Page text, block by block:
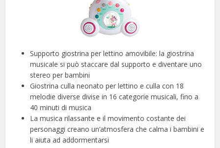
Supporto giostrina per lettino amovibile: la giostrina
musicale si può staccare dal supporto e diventare uno
stereo per bambini
Giostrina culla neonato per lettino e culla con 18
melodie diverse divise in 16 categorie musicali, fino a
40 minuti di musica
La musica rilassante e il movimento costante dei
personaggi creano un’atmosfera che calma i bambini e
li aiuta ad addormentarsi